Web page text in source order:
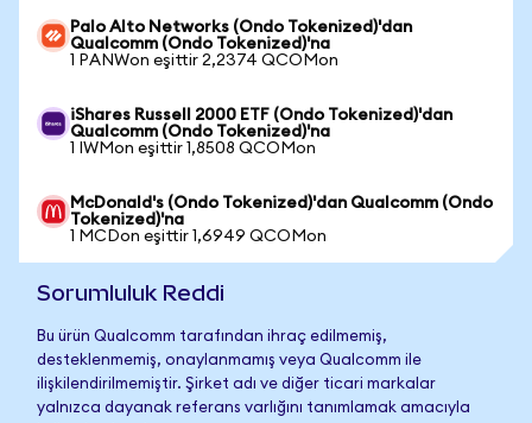
Palo Alto Networks (Ondo Tokenized)'dan
Qualcomm (Ondo Tokenized)'na
1 PANWon eşittir 2,2374 QCOMon
iShares Russell 2000 ETF (Ondo Tokenized)'dan
Qualcomm (Ondo Tokenized)'na
1 IWMon eşittir 1,8508 QCOMon
McDonald's (Ondo Tokenized)'dan Qualcomm (Ondo
Tokenized)'na
1 MCDon eşittir 1,6949 QCOMon
Sorumluluk Reddi
Bu ürün Qualcomm tarafından ihraç edilmemiş,
desteklenmemiş, onaylanmamış veya Qualcomm ile
ilişkilendirilmemiştir. Şirket adı ve diğer ticari markalar
yalnızca dayanak referans varlığını tanımlamak amacıyla